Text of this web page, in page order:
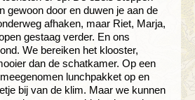
gewoon door en duwen je aan de
afhaken, maar Riet, Marja,
gestaag verder. En ons
We bereiken het klooster,
dan de schatkamer. Op een
lunchpakket op en
bij van de klim. Maar we kunnen